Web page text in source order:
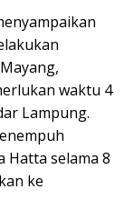
waktu 4
Lampung.
Hatta selama 8
ke